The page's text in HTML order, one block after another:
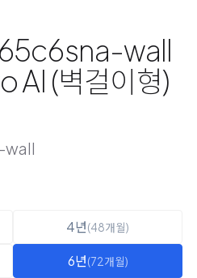
wall
AI (벽걸이형)
wall
4년(48개월)
6년(72개월)